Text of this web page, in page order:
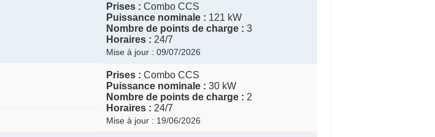
Prises : Combo CCS
Puissance nominale : 121 kW
Nombre de points de charge : 3
Horaires : 24/7
Mise à jour : 09/07/2026
Prises : Combo CCS
Puissance nominale : 30 kW
Nombre de points de charge : 2
Horaires : 24/7
Mise à jour : 19/06/2026